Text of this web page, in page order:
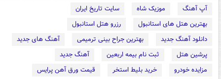
آپ آهنگ موزیک شاه
سایت تاریخ ایران
بهترین هتل های استانبول
رزرو هتل استانبول
دانلود آهنگ جدید
بهترین جراح بینی ترمیمی
آهنگ های جدید
پرشین هتل
ثبت نام بیمه اربعین
آهنگ جدید
مزایده خودرو
خرید بلیط استخر
قیمت ورق آهن پرایس